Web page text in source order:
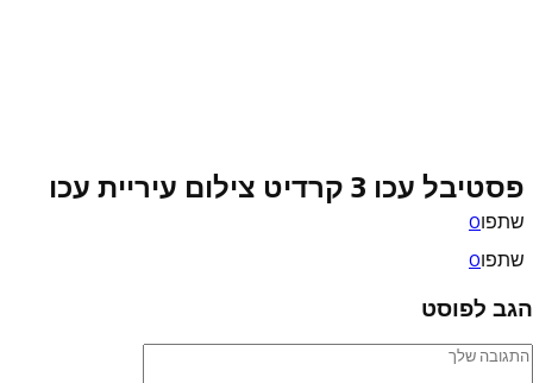
פסטיבל עכו 3 קרדיט צילום עיריית עכו
שתפו0
שתפו0
הגב לפוסט